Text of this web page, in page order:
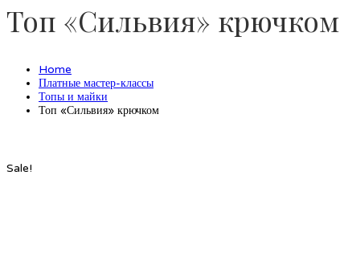
Топ «Сильвия» крючком
Home
Платные мастер-классы
Топы и майки
Топ «Сильвия» крючком
Sale!